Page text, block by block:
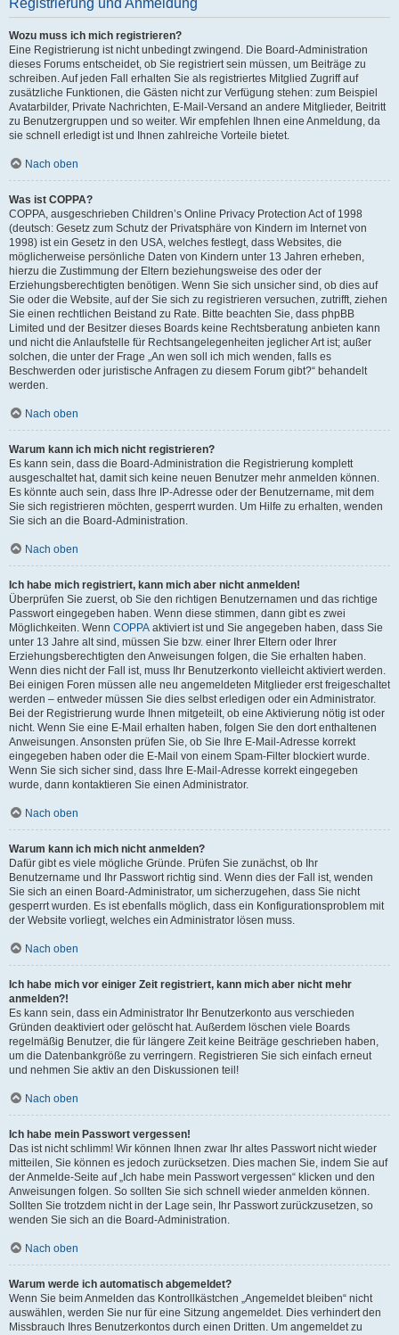
Registrierung und Anmeldung
Wozu muss ich mich registrieren?
Eine Registrierung ist nicht unbedingt zwingend. Die Board-Administration
dieses Forums entscheidet, ob Sie registriert sein müssen, um Beiträge zu
schreiben. Auf jeden Fall erhalten Sie als registriertes Mitglied Zugriff auf
zusätzliche Funktionen, die Gästen nicht zur Verfügung stehen: zum Beispiel
Avatarbilder, Private Nachrichten, E-Mail-Versand an andere Mitglieder, Beitritt
zu Benutzergruppen und so weiter. Wir empfehlen Ihnen eine Anmeldung, da
sie schnell erledigt ist und Ihnen zahlreiche Vorteile bietet.
Nach oben
Was ist COPPA?
COPPA, ausgeschrieben Children’s Online Privacy Protection Act of 1998
(deutsch: Gesetz zum Schutz der Privatsphäre von Kindern im Internet von
1998) ist ein Gesetz in den USA, welches festlegt, dass Websites, die
möglicherweise persönliche Daten von Kindern unter 13 Jahren erheben,
hierzu die Zustimmung der Eltern beziehungsweise des oder der
Erziehungsberechtigten benötigen. Wenn Sie sich unsicher sind, ob dies auf
Sie oder die Website, auf der Sie sich zu registrieren versuchen, zutrifft, ziehen
Sie einen rechtlichen Beistand zu Rate. Bitte beachten Sie, dass phpBB
Limited und der Besitzer dieses Boards keine Rechtsberatung anbieten kann
und nicht die Anlaufstelle für Rechtsangelegenheiten jeglicher Art ist; außer
solchen, die unter der Frage „An wen soll ich mich wenden, falls es
Beschwerden oder juristische Anfragen zu diesem Forum gibt?“ behandelt
werden.
Nach oben
Warum kann ich mich nicht registrieren?
Es kann sein, dass die Board-Administration die Registrierung komplett
ausgeschaltet hat, damit sich keine neuen Benutzer mehr anmelden können.
Es könnte auch sein, dass Ihre IP-Adresse oder der Benutzername, mit dem
Sie sich registrieren möchten, gesperrt wurden. Um Hilfe zu erhalten, wenden
Sie sich an die Board-Administration.
Nach oben
Ich habe mich registriert, kann mich aber nicht anmelden!
Überprüfen Sie zuerst, ob Sie den richtigen Benutzernamen und das richtige
Passwort eingegeben haben. Wenn diese stimmen, dann gibt es zwei
Möglichkeiten. Wenn COPPA aktiviert ist und Sie angegeben haben, dass Sie
unter 13 Jahre alt sind, müssen Sie bzw. einer Ihrer Eltern oder Ihrer
Erziehungsberechtigten den Anweisungen folgen, die Sie erhalten haben.
Wenn dies nicht der Fall ist, muss Ihr Benutzerkonto vielleicht aktiviert werden.
Bei einigen Foren müssen alle neu angemeldeten Mitglieder erst freigeschaltet
werden – entweder müssen Sie dies selbst erledigen oder ein Administrator.
Bei der Registrierung wurde Ihnen mitgeteilt, ob eine Aktivierung nötig ist oder
nicht. Wenn Sie eine E-Mail erhalten haben, folgen Sie den dort enthaltenen
Anweisungen. Ansonsten prüfen Sie, ob Sie Ihre E-Mail-Adresse korrekt
eingegeben haben oder die E-Mail von einem Spam-Filter blockiert wurde.
Wenn Sie sich sicher sind, dass Ihre E-Mail-Adresse korrekt eingegeben
wurde, dann kontaktieren Sie einen Administrator.
Nach oben
Warum kann ich mich nicht anmelden?
Dafür gibt es viele mögliche Gründe. Prüfen Sie zunächst, ob Ihr
Benutzername und Ihr Passwort richtig sind. Wenn dies der Fall ist, wenden
Sie sich an einen Board-Administrator, um sicherzugehen, dass Sie nicht
gesperrt wurden. Es ist ebenfalls möglich, dass ein Konfigurationsproblem mit
der Website vorliegt, welches ein Administrator lösen muss.
Nach oben
Ich habe mich vor einiger Zeit registriert, kann mich aber nicht mehr
anmelden?!
Es kann sein, dass ein Administrator Ihr Benutzerkonto aus verschieden
Gründen deaktiviert oder gelöscht hat. Außerdem löschen viele Boards
regelmäßig Benutzer, die für längere Zeit keine Beiträge geschrieben haben,
um die Datenbankgröße zu verringern. Registrieren Sie sich einfach erneut
und nehmen Sie aktiv an den Diskussionen teil!
Nach oben
Ich habe mein Passwort vergessen!
Das ist nicht schlimm! Wir können Ihnen zwar Ihr altes Passwort nicht wieder
mitteilen, Sie können es jedoch zurücksetzen. Dies machen Sie, indem Sie auf
der Anmelde-Seite auf „Ich habe mein Passwort vergessen“ klicken und den
Anweisungen folgen. So sollten Sie sich schnell wieder anmelden können.
Sollten Sie trotzdem nicht in der Lage sein, Ihr Passwort zurückzusetzen, so
wenden Sie sich an die Board-Administration.
Nach oben
Warum werde ich automatisch abgemeldet?
Wenn Sie beim Anmelden das Kontrollkästchen „Angemeldet bleiben“ nicht
auswählen, werden Sie nur für eine Sitzung angemeldet. Dies verhindert den
Missbrauch Ihres Benutzerkontos durch einen Dritten. Um angemeldet zu